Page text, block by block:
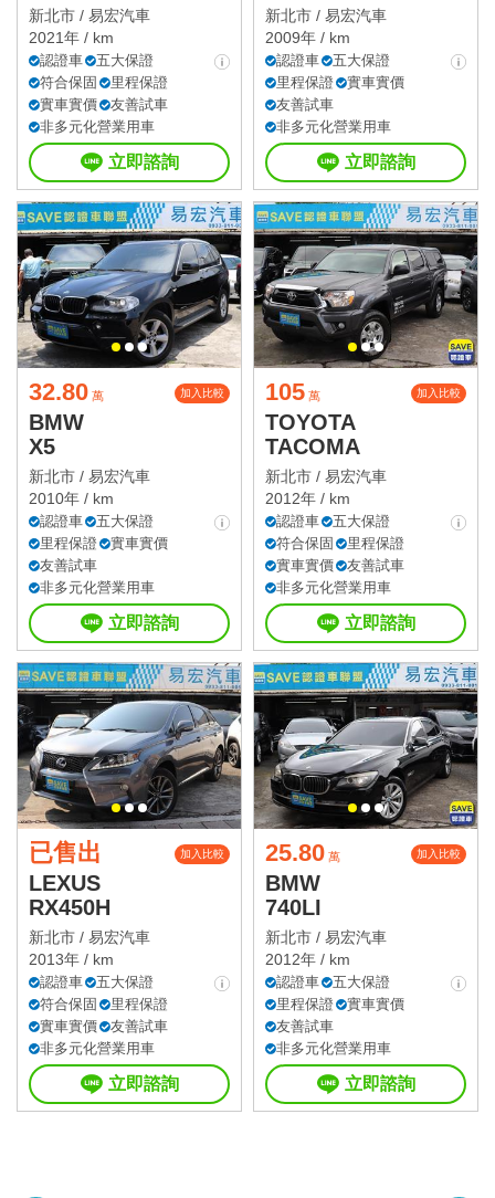
新北市 / 易宏汽車
2021年 / km
認證車
五大保證
符合保固
里程保證
實車實價
友善試車
非多元化營業用車
立即諮詢
新北市 / 易宏汽車
2009年 / km
認證車
五大保證
里程保證
實車實價
友善試車
非多元化營業用車
立即諮詢
32.80 萬 加入比較
BMW
X5
新北市 / 易宏汽車
2010年 / km
認證車
五大保證
里程保證
實車實價
友善試車
非多元化營業用車
立即諮詢
105 萬 加入比較
TOYOTA
TACOMA
新北市 / 易宏汽車
2012年 / km
認證車
五大保證
符合保固
里程保證
實車實價
友善試車
非多元化營業用車
立即諮詢
已售出 加入比較
LEXUS
RX450H
新北市 / 易宏汽車
2013年 / km
認證車
五大保證
符合保固
里程保證
實車實價
友善試車
非多元化營業用車
立即諮詢
25.80 萬 加入比較
BMW
740LI
新北市 / 易宏汽車
2012年 / km
認證車
五大保證
里程保證
實車實價
友善試車
非多元化營業用車
立即諮詢